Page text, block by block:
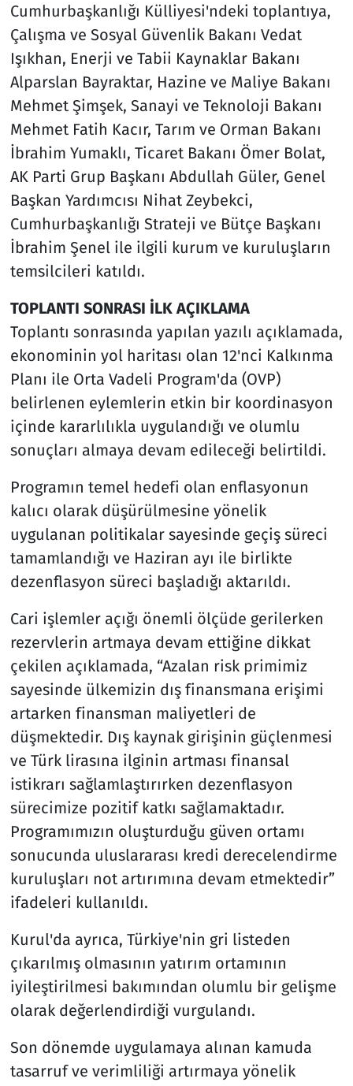
Cumhurbaşkanlığı Külliyesi'ndeki toplantıya,
Çalışma ve Sosyal Güvenlik Bakanı Vedat
Işıkhan, Enerji ve Tabii Kaynaklar Bakanı
Alparslan Bayraktar, Hazine ve Maliye Bakanı
Mehmet Şimşek, Sanayi ve Teknoloji Bakanı
Mehmet Fatih Kacır, Tarım ve Orman Bakanı
İbrahim Yumaklı, Ticaret Bakanı Ömer Bolat,
AK Parti Grup Başkanı Abdullah Güler, Genel
Başkan Yardımcısı Nihat Zeybekci,
Cumhurbaşkanlığı Strateji ve Bütçe Başkanı
İbrahim Şenel ile ilgili kurum ve kuruluşların
temsilcileri katıldı.
TOPLANTI SONRASI İLK AÇIKLAMA
Toplantı sonrasında yapılan yazılı açıklamada,
ekonominin yol haritası olan 12'nci Kalkınma
Planı ile Orta Vadeli Program'da (OVP)
belirlenen eylemlerin etkin bir koordinasyon
içinde kararlılıkla uygulandığı ve olumlu
sonuçları almaya devam edileceği belirtildi.
Programın temel hedefi olan enflasyonun
kalıcı olarak düşürülmesine yönelik
uygulanan politikalar sayesinde geçiş süreci
tamamlandığı ve Haziran ayı ile birlikte
dezenflasyon süreci başladığı aktarıldı.
Cari işlemler açığı önemli ölçüde gerilerken
rezervlerin artmaya devam ettiğine dikkat
çekilen açıklamada, “Azalan risk primimiz
sayesinde ülkemizin dış finansmana erişimi
artarken finansman maliyetleri de
düşmektedir. Dış kaynak girişinin güçlenmesi
ve Türk lirasına ilginin artması finansal
istikrarı sağlamlaştırırken dezenflasyon
sürecimize pozitif katkı sağlamaktadır.
Programımızın oluşturduğu güven ortamı
sonucunda uluslararası kredi derecelendirme
kuruluşları not artırımına devam etmektedir”
ifadeleri kullanıldı.
Kurul'da ayrıca, Türkiye'nin gri listeden
çıkarılmış olmasının yatırım ortamının
iyileştirilmesi bakımından olumlu bir gelişme
olarak değerlendirdiği vurgulandı.
Son dönemde uygulamaya alınan kamuda
tasarruf ve verimliliği artırmaya yönelik